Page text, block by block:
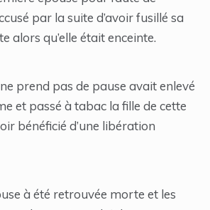
par la suite d’avoir fusillé sa
alors qu’elle était enceinte.
prend pas de pause avait enlevé
et passé à tabac la fille de cette
bénéficié d’une libération
à été retrouvée morte et les